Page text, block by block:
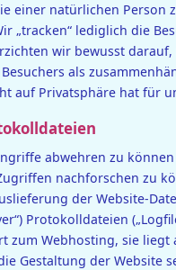
einer natürlichen Person
„tracken“ lediglich die
wir bewusst
als
auf Privatsphäre hat für
abwehren zu
nachforschen zu
der Website-
Protokolldateien
zum Webhosting, sie liegt
Gestaltung der Website